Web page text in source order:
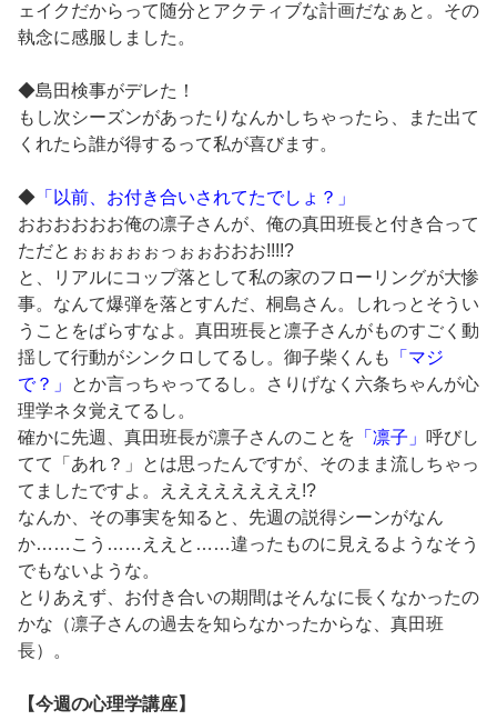
ェイクだからって随分とアクティブな計画だなぁと。その
執念に感服しました。
◆島田検事がデレた！
もし次シーズンがあったりなんかしちゃったら、また出て
くれたら誰が得するって私が喜びます。
◆ 「以前、お付き合いされてたでしょ？」
おおおおおお俺の凛子さんが、俺の真田班長と付き合って
ただとぉぉぉぉぉっぉぉおおお!!!!?
と、リアルにコップ落として私の家のフローリングが大惨
事。なんて爆弾を落とすんだ、桐島さん。しれっとそうい
うことをばらすなよ。真田班長と凛子さんがものすごく動
揺して行動がシンクロしてるし。御子柴くんも
「マジ
で？」
とか言っちゃってるし。さりげなく六条ちゃんが心
理学ネタ覚えてるし。
確かに先週、真田班長が凛子さんのことを 「凛子」 呼びし
てて「あれ？」とは思ったんですが、そのまま流しちゃっ
てましたですよ。ええええええええ!?
なんか、その事実を知ると、先週の説得シーンがなん
か……こう……ええと……違ったものに見えるようなそう
でもないような。
とりあえず、お付き合いの期間はそんなに長くなかったの
かな（凛子さんの過去を知らなかったからな、真田班
長）。
【今週の心理学講座】